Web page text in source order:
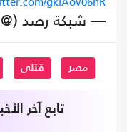
— شبكة رصد (@RassdNewsN)
مصر قتلى
تابع آخر